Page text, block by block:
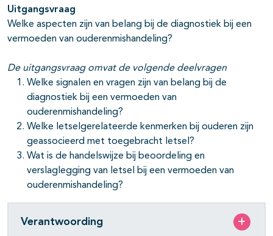
Uitgangsvraag
Welke aspecten zijn van belang bij de diagnostiek bij een
vermoeden van ouderenmishandeling?
De uitgangsvraag omvat de volgende deelvragen
Welke signalen en vragen zijn van belang bij de
diagnostiek bij een vermoeden van
ouderenmishandeling?
Welke letselgerelateerde kenmerken bij ouderen zijn
geassocieerd met toegebracht letsel?
Wat is de handelswijze bij beoordeling en
verslaglegging van letsel bij een vermoeden van
ouderenmishandeling?
Verantwoording